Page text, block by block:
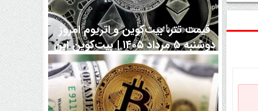
قیمت تتر، بیت‌کوین و اتریوم امروز
دوشنبه ۵ مرداد ۱۴۰۵ | بیت‌کوین این
مرز را از دست بدهد، همه‌چیز تغییر
می‌کند